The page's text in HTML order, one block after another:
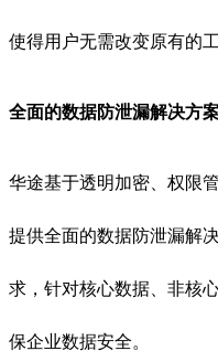
使得用户无需改变原有的
全面的数据防泄漏解决方
华途基于透明加密、权限
提供全面的数据防泄漏解
求，针对核心数据、非核
保企业数据安全。